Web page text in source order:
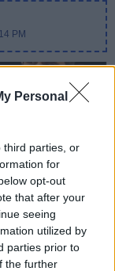
Personal
third parties, or
for
opt-out
that after your
seeing
utilized by
parties prior to
the further
PM
Zaynukov